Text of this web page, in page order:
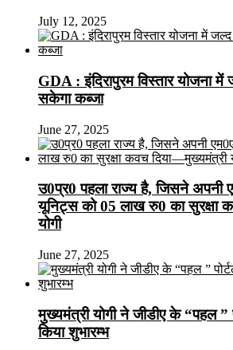
July 12, 2025
GDA : इंदिरापुरम विस्तार योजना
सकेगा कब्जा
June 27, 2025
उ0प्र0 पहला राज्य है, जिसने अपनी
यूनिट्स को 05 लाख रु0 का सुरक्षा
योगी
June 27, 2025
मुख्यमंत्री योगी ने जीडीए के “पहल ”
किया शुभारम्भ